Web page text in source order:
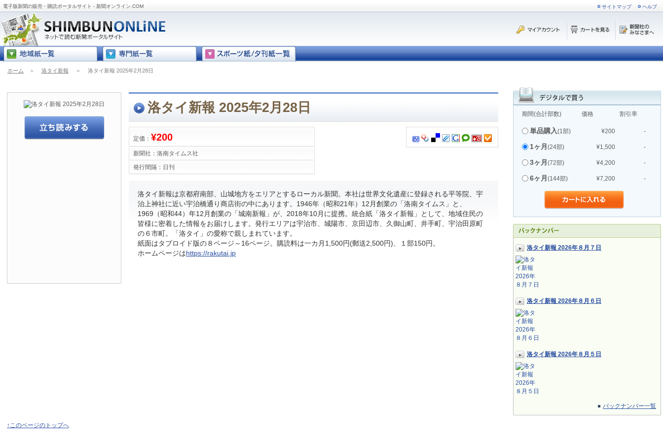
電子版新聞の販売・購読ポータルサイト - 新聞オンライン.COM サイトマップ ヘルプ
ホーム ＞ 洛タイ新報 ＞ 洛タイ新報 2025年2月28日
期間(合計部数) 価格 割引率
単品購入(1部) ¥200 -
1ヶ月 (24部) ¥1,500 -
3ヶ月 (72部) ¥4,200 -
6ヶ月 (144部) ¥7,200 -
洛タイ新報 2026年８月７日
洛タイ新報 2026年８月６日
洛タイ新報 2026年８月５日
バックナンバー一覧
洛タイ新報 2025年2月28日
定価： ¥200
新聞社： 洛南タイムス社
発行間隔： 日刊
洛タイ新報は京都府南部、山城地方をエリアとするローカル新聞。本社は世界文化遺産に登録される平等院、宇
治上神社に近い宇治橋通り商店街の中にあります。1946年（昭和21年）12月創業の「洛南タイムス」と、
1969（昭和44）年12月創業の「城南新報」が、2018年10月に提携。統合紙「洛タイ新報」として、地域住民の
皆様に密着した情報をお届けします。発行エリアは宇治市、城陽市、京田辺市、久御山町、井手町、宇治田原町
の６市町。「洛タイ」の愛称で親しまれています。
紙面はタブロイド版の８ページ～16ページ。購読料は一カ月1,500円(郵送2,500円)、１部150円。
ホームページはhttps://rakutai.jp
↑このページのトップへ